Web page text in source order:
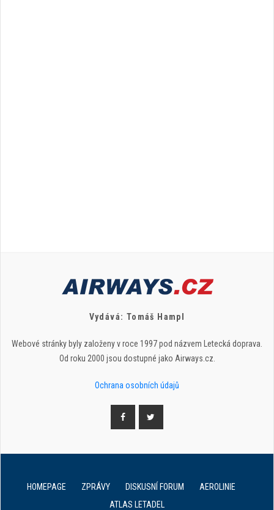
Vydává: Tomáš Hampl
Webové stránky byly založeny v roce 1997 pod názvem Letecká doprava.
Od roku 2000 jsou dostupné jako Airways.cz.
Ochrana osobních údajů
HOMEPAGE ZPRÁVY DISKUSNÍ FORUM
AEROLINIE
ATLAS LETADEL